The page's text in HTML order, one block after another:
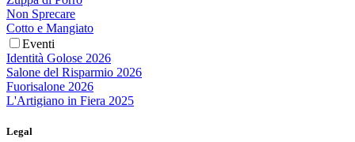
Non Sprecare
Cotto e Mangiato
Eventi
Identità Golose 2026
Salone del Risparmio 2026
Fuorisalone 2026
L'Artigiano in Fiera 2025
Legal